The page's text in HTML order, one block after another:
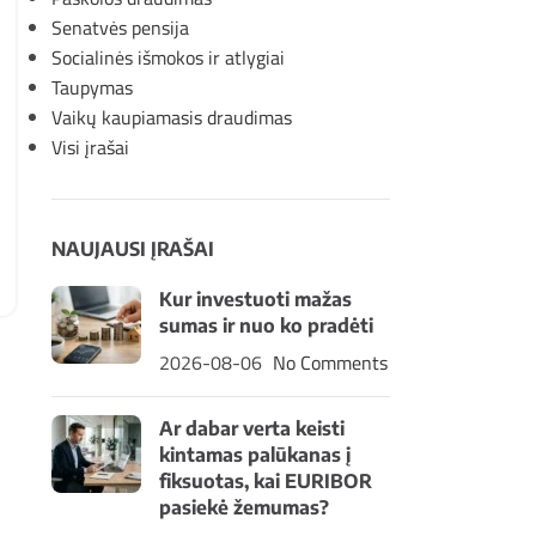
Senatvės pensija
Socialinės išmokos ir atlygiai
Taupymas
Vaikų kaupiamasis draudimas
Visi įrašai
NAUJAUSI ĮRAŠAI
Kur investuoti mažas
sumas ir nuo ko pradėti
2026-08-06 No Comments
Ar dabar verta keisti
kintamas palūkanas į
fiksuotas, kai EURIBOR
pasiekė žemumas?